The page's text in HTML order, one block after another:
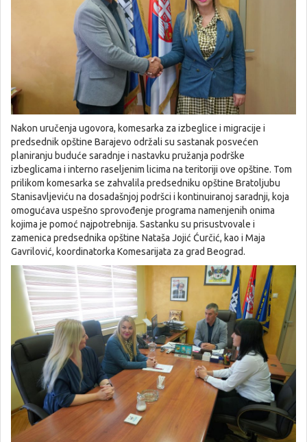
Nakon uručenja ugovora, komesarka za izbeglice i migracije i
predsednik opštine Barajevo održali su sastanak posvećen
planiranju buduće saradnje i nastavku pružanja podrške
izbeglicama i interno raseljenim licima na teritoriji ove opštine. Tom
prilikom komesarka se zahvalila predsedniku opštine Bratoljubu
Stanisavljeviću na dosadašnjoj podršci i kontinuiranoj saradnji, koja
omogućava uspešno sprovođenje programa namenjenih onima
kojima je pomoć najpotrebnija. Sastanku su prisustvovale i
zamenica predsednika opštine Nataša Jojić Ćurčić, kao i Maja
Gavrilović, koordinatorka Komesarijata za grad Beograd.